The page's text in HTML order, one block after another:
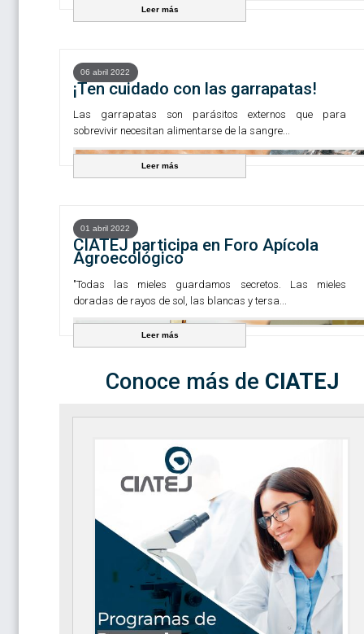
Leer más
06 abril 2022
¡Ten cuidado con las garrapatas!
Las garrapatas son parásitos externos que para
sobrevivir necesitan alimentarse de la sangre...
Leer más
01 abril 2022
CIATEJ participa en Foro Apícola
Agroecológico
"Todas las mieles guardamos secretos. Las mieles
doradas de rayos de sol, las blancas y tersa...
Leer más
Conoce más de CIATEJ